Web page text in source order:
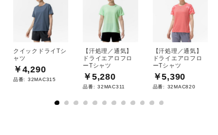
クイックドライTシ
ャツ
￥4,290
品番: 32MAC315
【汗処理／通気】
ドライエアロフロ
ーTシャツ
￥5,280
品番: 32MAC311
【汗処理／通気】
ドライエアロフロ
ーTシャツ
￥5,390
品番: 32MAC820